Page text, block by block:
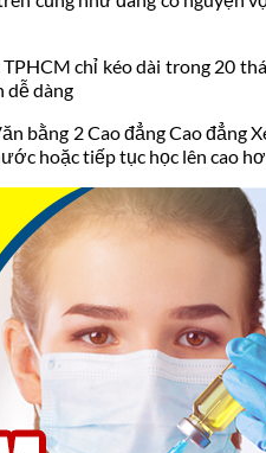
TPHCM chỉ kéo dài trong 20
dễ dàng
bằng 2 Cao đẳngCao đẳng
hoặc tiếp tục học lên cao